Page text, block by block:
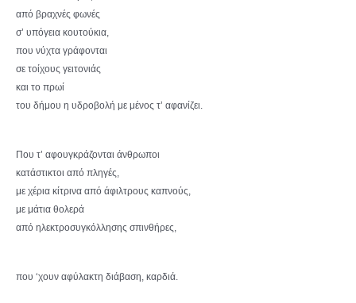
από βραχνές φωνές
σ’ υπόγεια κουτούκια,
που νύχτα γράφονται
σε τοίχους γειτονιάς
και το πρωί
του δήμου η υδροβολή με μένος τ’ αφανίζει.
Που τ’ αφουγκράζονται άνθρωποι
κατάστικτοι από πληγές,
με χέρια κίτρινα από άφιλτρους καπνούς,
με μάτια θολερά
από ηλεκτροσυγκόλλησης σπινθήρες,
που ‘χουν αφύλακτη διάβαση, καρδιά.